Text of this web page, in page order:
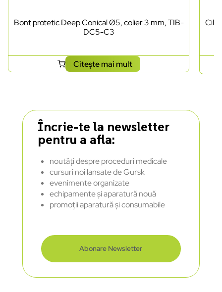
Bont protetic Deep Conical Ø5, colier 3 mm, TIB-
DC5-C3
Citește mai mult
Încrie-te la newsletter
pentru a afla:
noutăți despre proceduri medicale
cursuri noi lansate de Gursk
evenimente organizate
echipamente și aparatură nouă
promoții aparatură și consumabile
Abonare Newsletter